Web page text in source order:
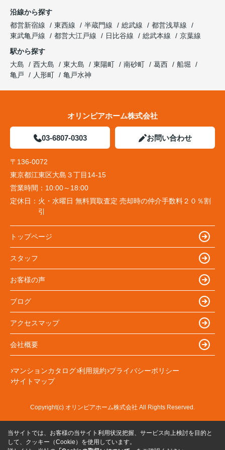
沿線から探す
都営新宿線
東西線 半蔵門線 総武線
都営浅草線
東武亀戸線
都営大江戸線 日比谷線 総武本線
京葉線
駅から探す
大島
西大島 東大島 東陽町 南砂町 葛西
船堀
亀戸
人形町 亀戸水神
オリンピアホーム株式会社
03-6807-0303 お問い合わせ
〒136-0072
東京都江東区大島３丁目14-15
営業時間： 10:00～18:00
定休日： 火・水曜日 無料買取査定 売却時の仲介手数料２０％割
引
トップページ
スタッフ
お客様の声
ブログ
アクセスマップ
会社概要
マンションカタログ 利用規約 プライバシーポリシー
サイトマップ
Copyright(c) オリンピアホーム株式会社 All Rights Reserved.
当サイトでは、お客様の当サイト利用状況把握、サービス向上検討を目的と
して、クッキー（Cookie）を使用しています。